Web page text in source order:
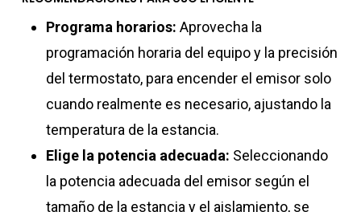
Programa horarios: Aprovecha la
programación horaria del equipo y la precisión
del termostato, para encender el emisor solo
cuando realmente es necesario, ajustando la
temperatura de la estancia.
Elige la potencia adecuada: Seleccionando
la potencia adecuada del emisor según el
tamaño de la estancia y el aislamiento, se